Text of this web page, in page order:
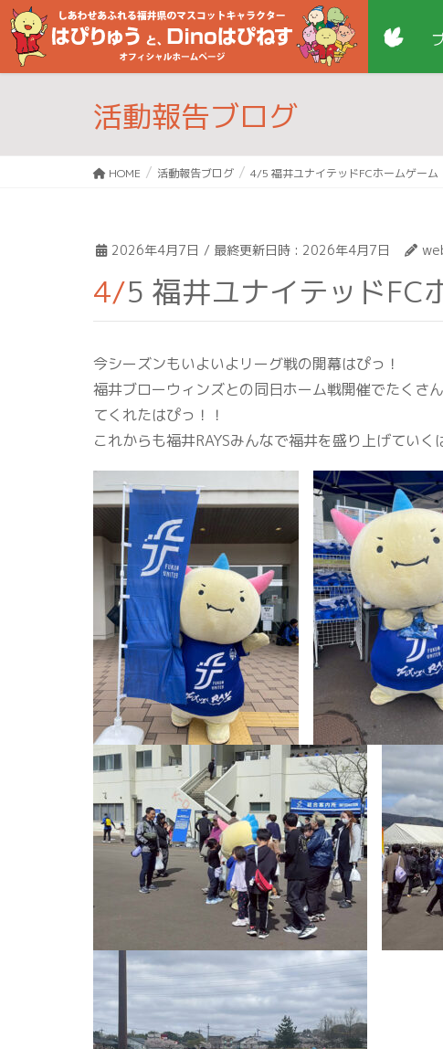
活動報告ブログ
HOME 活動報告ブログ 4/5 福井ユナイテッドFCホームゲーム
2026年4月7日 / 最終更新日時 : 2026年4月7日
4/5 福井ユナイテッドFC
今シーズンもいよいよリーグ戦の開幕はぴっ！
福井ブローウィンズとの同日ホーム戦開催でたくさ
てくれたはぴっ！！
これからも福井RAYSみんなで福井を盛り上げていく